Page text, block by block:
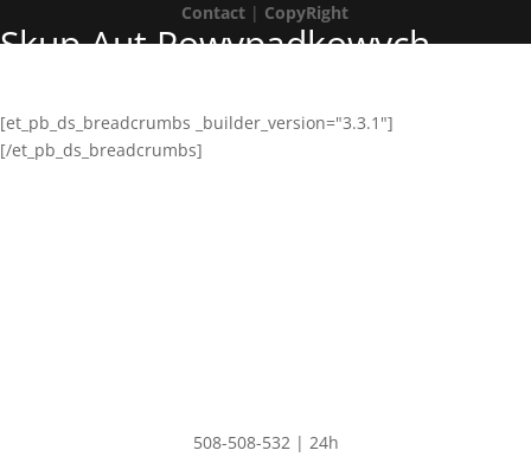
Contact | CopyRight
Skup Aut Powypadkowych
[et_pb_ds_breadcrumbs _builder_version="3.3.1"]
[/et_pb_ds_breadcrumbs]
508-508-532 | 24h